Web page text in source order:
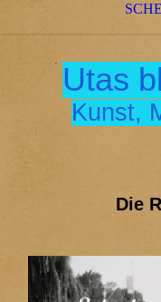
Utas
Kunst,
Die